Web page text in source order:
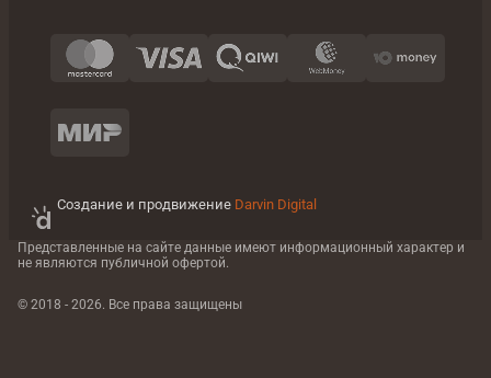
Создание и продвижение Darvin Digital
Представленные на сайте данные имеют информационный характер и
не являются публичной офертой.
© 2018 - 2026. Все права защищены